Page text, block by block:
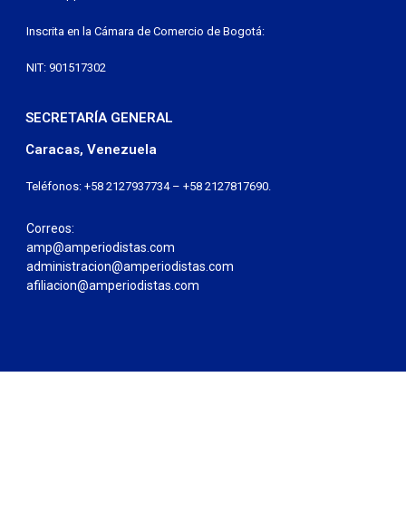
Inscrita en la Cámara de Comercio de Bogotá:
NIT: 901517302
SECRETARÍA GENERAL
Caracas, Venezuela
Teléfonos: +58 2127937734 – +58 2127817690.
Correos:
amp@amperiodistas.com
administracion@amperiodistas.com
afiliacion@amperiodistas.com